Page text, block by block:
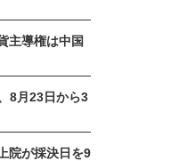
主導権は中国
8月23日から3
院が採決日を9